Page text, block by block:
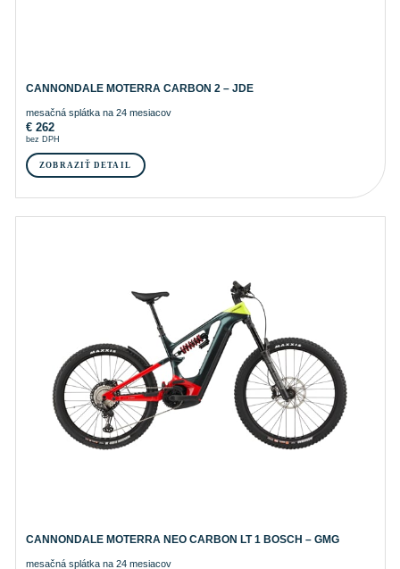
CANNONDALE MOTERRA CARBON 2 – JDE
mesačná splátka na 24 mesiacov
€262
bez DPH
ZOBRAZIŤ DETAIL
CANNONDALE MOTERRA NEO CARBON LT 1 BOSCH – GMG
mesačná splátka na 24 mesiacov